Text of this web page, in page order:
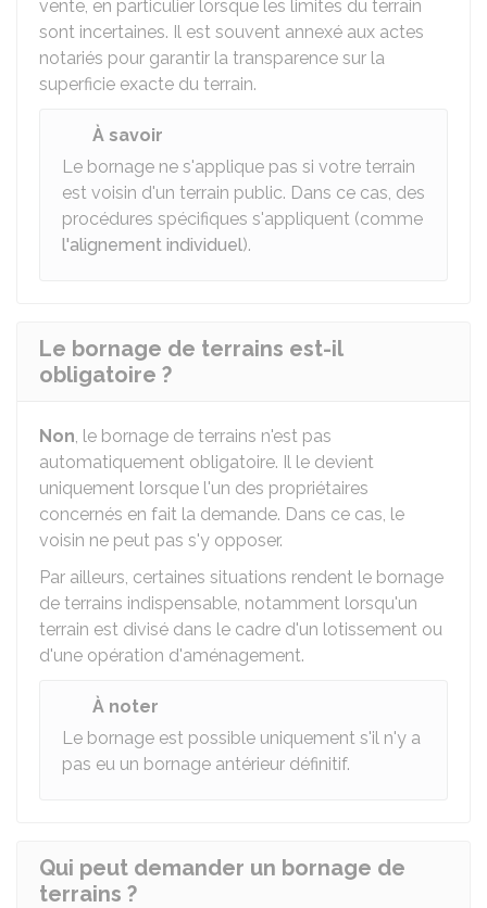
vente, en particulier lorsque les limites du terrain
sont incertaines. Il est souvent annexé aux actes
notariés pour garantir la transparence sur la
superficie exacte du terrain.
À savoir
Le bornage ne s'applique pas si votre terrain
est voisin d'un terrain public. Dans ce cas, des
procédures spécifiques s'appliquent (comme
l'alignement individuel).
Le bornage de terrains est-il
obligatoire ?
Non, le bornage de terrains n'est pas
automatiquement obligatoire. Il le devient
uniquement lorsque l'un des propriétaires
concernés en fait la demande. Dans ce cas, le
voisin ne peut pas s'y opposer.
Par ailleurs, certaines situations rendent le bornage
de terrains indispensable, notamment lorsqu'un
terrain est divisé dans le cadre d'un lotissement ou
d'une opération d'aménagement.
À noter
Le bornage est possible uniquement s'il n'y a
pas eu un bornage antérieur définitif.
Qui peut demander un bornage de
terrains ?